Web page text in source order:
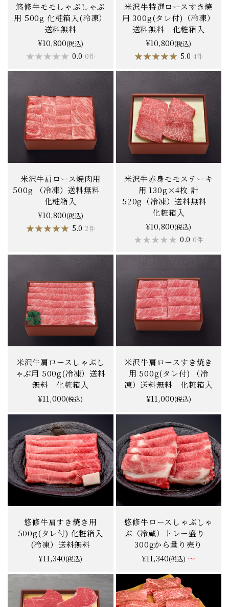
悠修牛モモしゃぶしゃぶ
用 500g 化粧箱入(冷凍）
送料無料
¥10,800(税込)
★★★★★
★★★★★ 0.0 0件
米沢牛特選ロースすき焼
用 300g(タレ付)（冷凍）
送料無料 化粧箱入
¥10,800(税込)
★★★★★
★★★★★ 5.0 4件
米沢牛肩ロース焼肉用
500g （冷凍）送料無料
化粧箱入
¥10,800(税込)
★★★★★
★★★★★ 5.0 2件
米沢牛赤身モモステーキ
用 130g×4枚 計
520g（冷凍）送料無料
化粧箱入
¥10,800(税込)
★★★★★
★★★★★ 0.0 0件
米沢牛肩ロースしゃぶし
ゃぶ用 500g(冷凍）送料
無料 化粧箱入
¥11,000(税込)
★★★★★
★★★★★
米沢牛肩ロースすき焼き
用 500g(タレ付) （冷
凍）送料無料 化粧箱入
¥11,000(税込)
★★★★★
★★★★★
悠修牛肩すき焼き用
500g(タレ付) 化粧箱入
(冷凍）送料無料
★★★★★
★★★★★
悠修牛ロースしゃぶしゃ
ぶ（冷蔵）トレー盛り
300gから量り売り
★★★★★
★★★★★ 0.0